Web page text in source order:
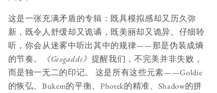
这是一张充满矛盾的专辑：既具模拟感却又历久弥
新，既令人舒缓却又诡谲，既美丽却又诡异。仔细聆
听，你会从迷雾中听出其中的规律——那是伪装成熵
的节奏。
《Geogaddi》 提醒我们，不完美并非失败，
而是独一无二的印记。 这是所有这些元素——Goldie
的恢弘、Bukem的平衡、Photek的精准、Shadow的拼